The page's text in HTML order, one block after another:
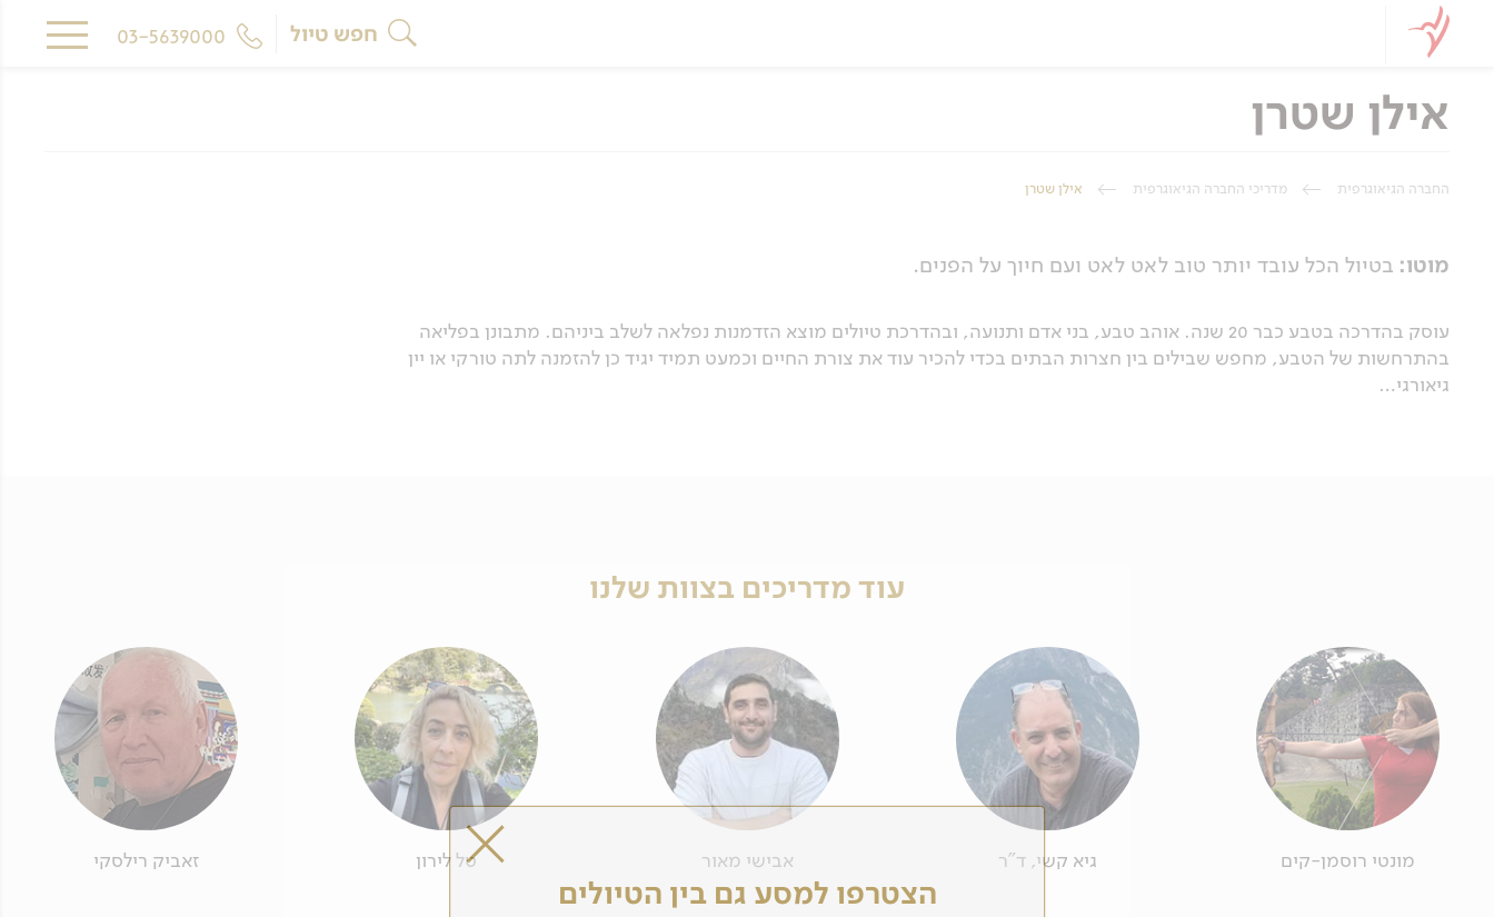
חפש טיול
אילן שטרן
החברה הגיאוגרפית מדריכי החברה הגיאוגרפית אילן שטרן
מוטו: בטיול הכל עובד יותר טוב לאט לאט ועם חיוך על הפנים.
עוסק בהדרכה בטבע כבר 20 שנה. אוהב טבע, בני אדם ותנועה, ובהדרכת טיולים מוצא הזדמנות נפלאה לשלב ביניהם. מתבונן בפליאה
בהתרחשות של הטבע, מחפש שבילים בין חצרות הבתים בכדי להכיר עוד את צורת החיים וכמעט תמיד יגיד כן להזמנה לתה טורקי או יין
גיאורגי…
עוד מדריכים בצוות שלנו
מונטי רוסמן-קים גיא קשי, ד"ר אבישי מאור טל לירון זאביק רילסקי
הצטרפו למסע גם בין הטיולים